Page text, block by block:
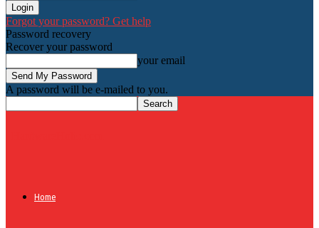
Forgot your password? Get help
Password recovery
Recover your password
your email
A password will be e-mailed to you.
Home